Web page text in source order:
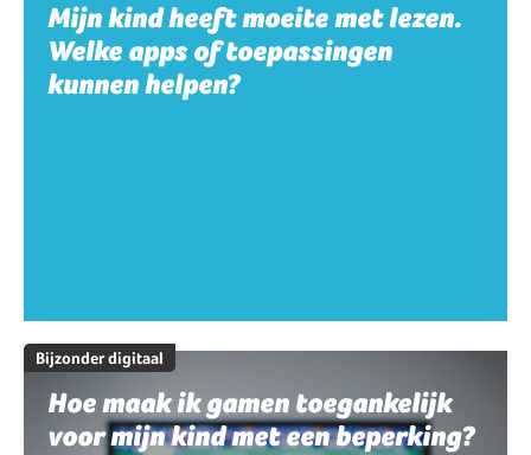
Mijn kind heeft moeite met lezen.
Welke apps of toepassingen
kunnen helpen?
Bijzonder digitaal
Hoe maak ik gamen toegankelijk
voor mijn kind met een beperking?